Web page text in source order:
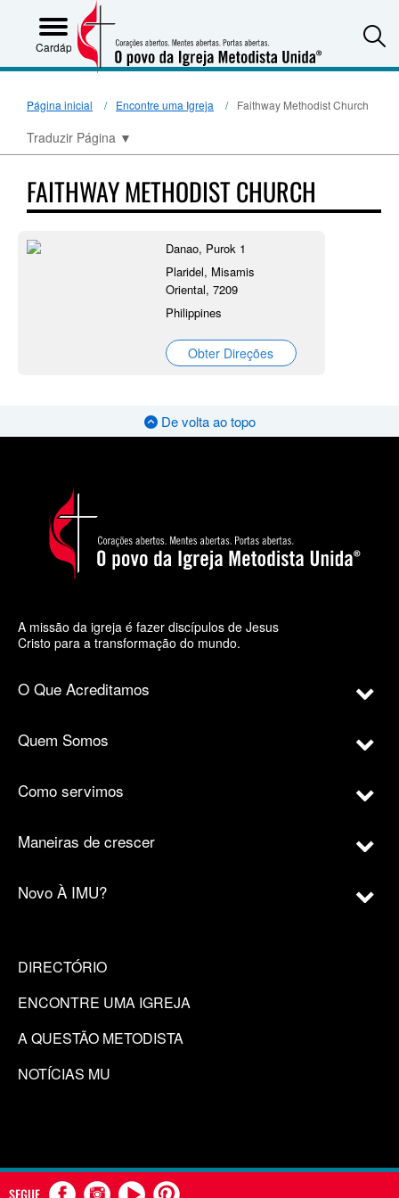
Cardápio
Página inicial Encontre uma Igreja Faithway Methodist Church
Traduzir Página ▼
FAITHWAY METHODIST CHURCH
Danao, Purok 1
Plaridel, Misamis
Oriental, 7209
Philippines
Obter Direções
De volta ao topo
A missão da igreja é fazer discípulos de Jesus
Cristo para a transformação do mundo.
O Que Acreditamos
Quem Somos
Como servimos
Maneiras de crescer
Novo À IMU?
DIRECTÓRIO
ENCONTRE UMA IGREJA
A QUESTÃO METODISTA
NOTÍCIAS MU
SEGUE